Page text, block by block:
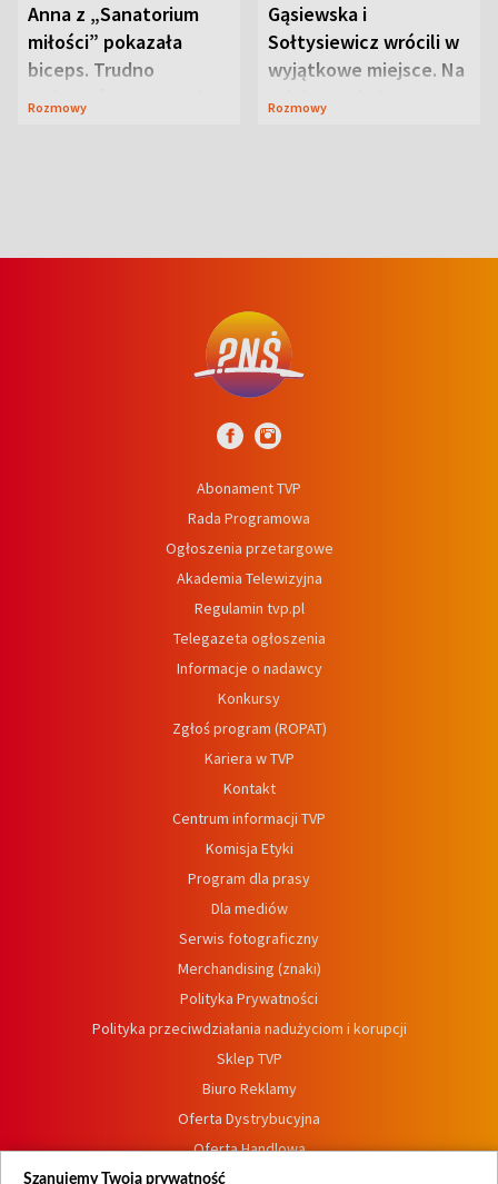
Anna z „Sanatorium
miłości” pokazała
biceps. Trudno
uwierzyć, co przeszła
Rozmowy
Gąsiewska i
Sołtysiewicz wrócili w
wyjątkowe miejsce. Na
szlaku czekał
Rozmowy
Abonament TVP
Rada Programowa
Ogłoszenia przetargowe
Akademia Telewizyjna
Regulamin tvp.pl
Telegazeta ogłoszenia
Informacje o nadawcy
Konkursy
Zgłoś program (ROPAT)
Kariera w TVP
Kontakt
Centrum informacji TVP
Komisja Etyki
Program dla prasy
Dla mediów
Serwis fotograficzny
Merchandising (znaki)
Polityka Prywatności
Polityka przeciwdziałania nadużyciom i korupcji
Sklep TVP
Biuro Reklamy
Oferta Dystrybucyjna
Oferta Handlowa
Dostępność
Szanujemy Twoją prywatność